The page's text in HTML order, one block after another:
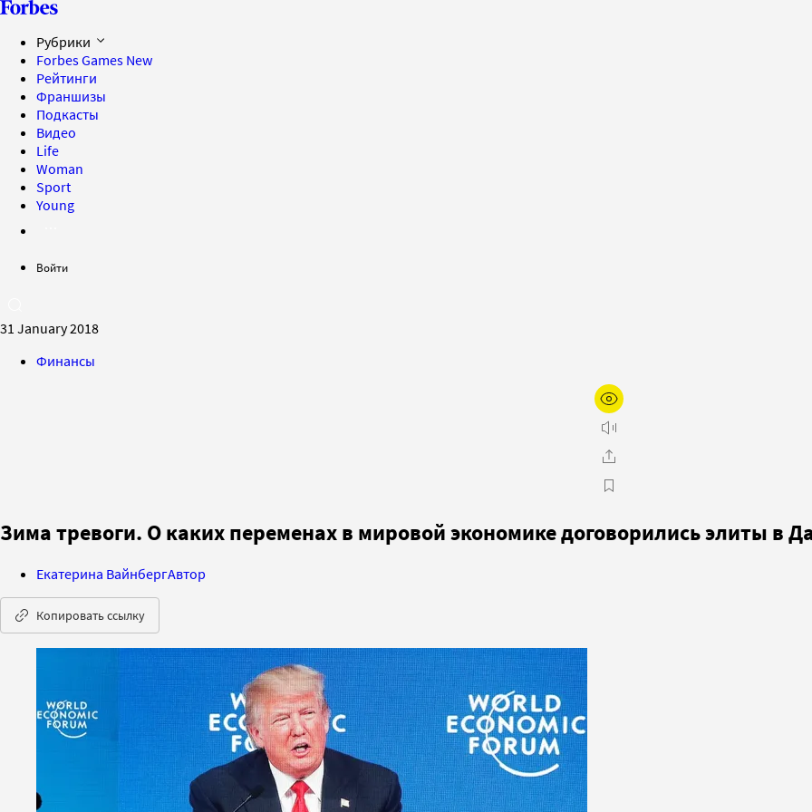
Рубрики
Forbes Games New
Рейтинги
Франшизы
Подкасты
Видео
Life
Woman
Sport
Young
Войти
31 January 2018
Финансы
Зима тревоги. О каких переменах в мировой экономике договорились элиты в
Екатерина ВайнбергАвтор
Копировать ссылку